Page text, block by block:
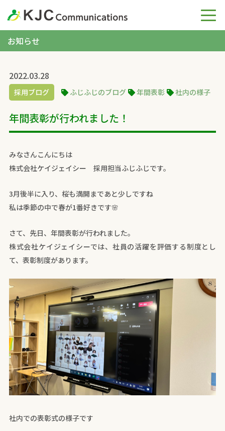
お知らせ
2022.03.28
採用ブログ ふじふじのブログ 年間表彰 社内の様子
年間表彰が行われました！
みなさんこんにちは
株式会社ケイジェイシー 採用担当ふじふじです。
3月後半に入り、桜も満開まであと少しですね
私は季節の中で春が1番好きです🌸
さて、先日、年間表彰が行われました。
株式会社ケイジェイシーでは、社員の活躍を評価する制度とし
て、表彰制度があります。
社内での表彰式の様子です